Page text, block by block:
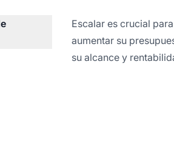
Escalar es crucial
aumentar su
su alcance y